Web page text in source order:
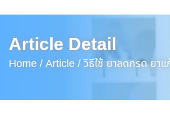
Article Detail
Home /Article /วิธีใช้ ยาลดกรด ยาแ
(Guide To Safe Use Of Antacid)